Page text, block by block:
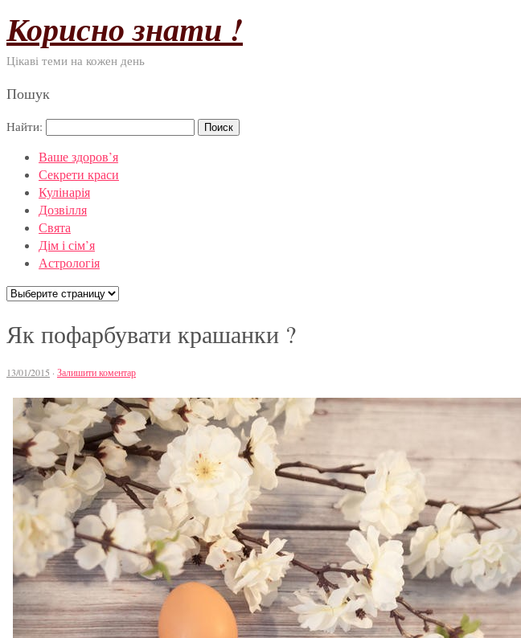
Корисно знати !
Цікаві теми на кожен день
Пошук
Найти:
Ваше здоров’я
Секрети краси
Кулінарія
Дозвілля
Свята
Дім і сім’я
Астрологія
Як пофарбувати крашанки ?
13/01/2015 · Залишити коментар